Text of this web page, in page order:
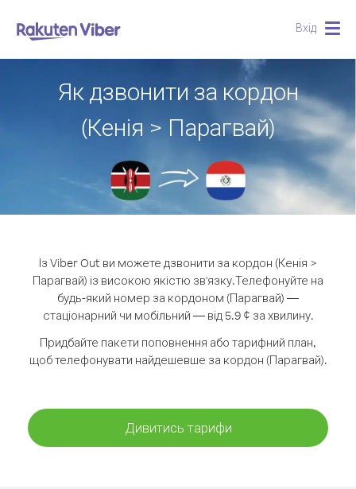
Вхід
Як дзвонити за кордон
(Кенія > Парагвай)
Із Viber Out ви можете дзвонити за кордон (Кенія >
Парагвай) із високою якістю зв'язку.Телефонуйте на
будь-який номер за кордоном (Парагвай) —
стаціонарний чи мобільний — від 5.9 ¢ за хвилину.
Придбайте пакети поповнення або тарифний план,
щоб телефонувати найдешевше за кордон (Парагвай).
Дивитись тарифи